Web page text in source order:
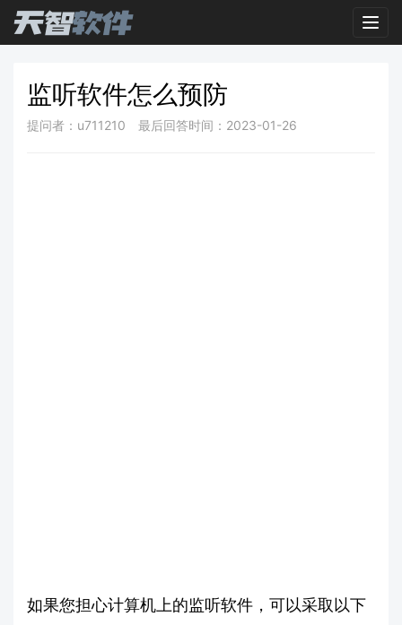
监听软件怎么预防
提问者：u711210 最后回答时间：2023-01-26
如果您担心计算机上的监听软件，可以采取以下